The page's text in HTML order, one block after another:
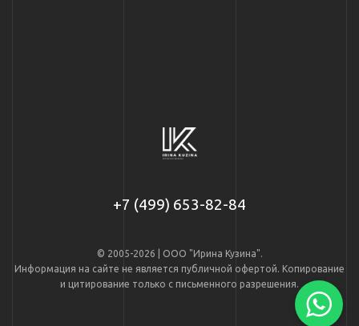
+7 (499) 653-82-84
© 2005-2026 | ООО "Ирина Кузина".
Информация на сайте не является публичной офертой. Копирование
и цитирование только с письменного разрешения.